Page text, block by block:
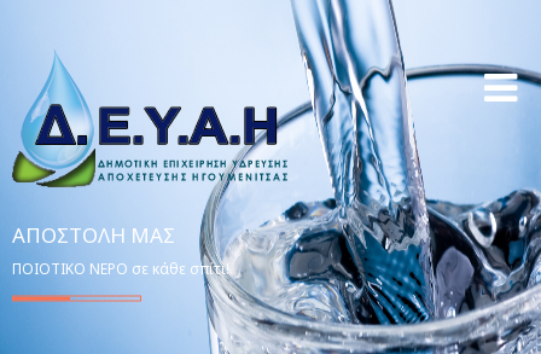
ΑΠΟΣΤΟΛΉ ΜΑΣ
ΠΟΙΟΤΙΚΟ ΝΕΡΟ σε κάθε σπίτι!